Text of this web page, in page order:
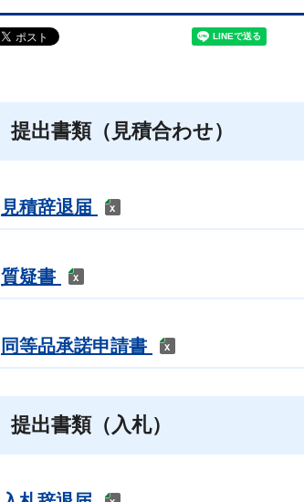
提出書類（見積合わせ）
見積辞退届
質疑書
同等品承諾申請書
提出書類（入札）